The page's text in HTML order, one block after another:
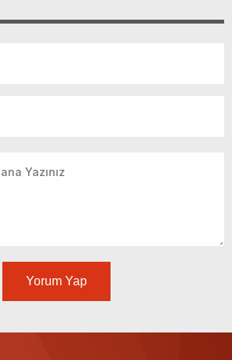
Yorum Yap